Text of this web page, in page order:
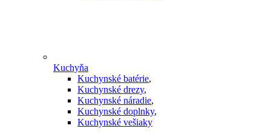
Kuchyňa
Kuchynské batérie,
Kuchynské drezy,
Kuchynské náradie,
Kuchynské doplnky,
Kuchynské vešiaky